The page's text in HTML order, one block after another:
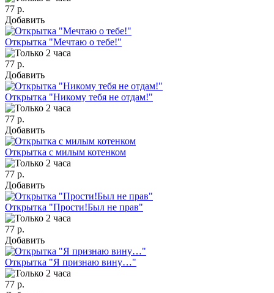
77 р.
Добавить
Открытка "Мечтаю о тебе!"
77 р.
Добавить
Открытка "Никому тебя не отдам!"
77 р.
Добавить
Открытка с милым котенком
77 р.
Добавить
Открытка "Прости!Был не прав"
77 р.
Добавить
Открытка "Я признаю вину…"
77 р.